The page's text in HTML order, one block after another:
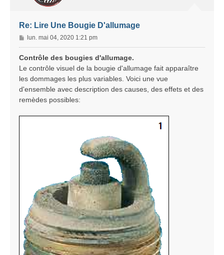
Re: Lire Une Bougie D'allumage
M
e
s
g
e
lun. mai 04, 2020 1:21 pm
Contrôle des bougies d'allumage.
Le contrôle visuel de la bougie d'allumage fait apparaître
les dommages les plus variables. Voici une vue
d'ensemble avec description des causes, des effets et des
remèdes possibles: